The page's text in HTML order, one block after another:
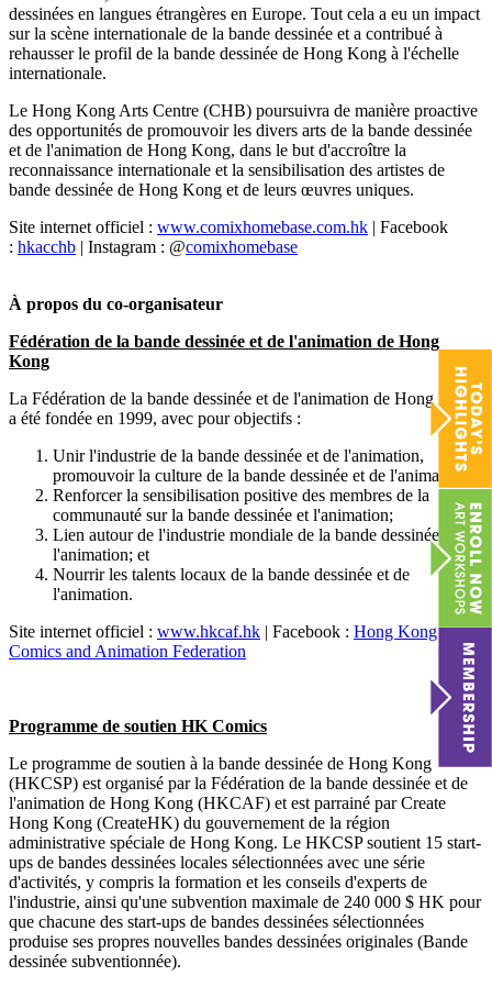
dessinées en langues étrangères en Europe. Tout cela a eu un impact
sur la scène internationale de la bande dessinée et a contribué à
rehausser le profil de la bande dessinée de Hong Kong à l'échelle
internationale.
Le Hong Kong Arts Centre (CHB) poursuivra de manière proactive
des opportunités de promouvoir les divers arts de la bande dessinée
et de l'animation de Hong Kong, dans le but d'accroître la
reconnaissance internationale et la sensibilisation des artistes de
bande dessinée de Hong Kong et de leurs œuvres uniques.
Site internet officiel : www.comixhomebase.com.hk | Facebook
: hkacchb | Instagram : @comixhomebase
À propos du co-organisateur
Fédération de la bande dessinée et de l'animation de Hong
Kong
La Fédération de la bande dessinée et de l'animation de Hong Kong
a été fondée en 1999, avec pour objectifs :
Unir l'industrie de la bande dessinée et de l'animation,
promouvoir la culture de la bande dessinée et de l'animation;
Renforcer la sensibilisation positive des membres de la
communauté sur la bande dessinée et l'animation;
Lien autour de l'industrie mondiale de la bande dessinée et de
l'animation; et
Nourrir les talents locaux de la bande dessinée et de
l'animation.
Site internet officiel : www.hkcaf.hk | Facebook : Hong Kong
Comics and Animation Federation
Programme de soutien HK Comics
Le programme de soutien à la bande dessinée de Hong Kong
(HKCSP) est organisé par la Fédération de la bande dessinée et de
l'animation de Hong Kong (HKCAF) et est parrainé par Create
Hong Kong (CreateHK) du gouvernement de la région
administrative spéciale de Hong Kong. Le HKCSP soutient 15 start-
ups de bandes dessinées locales sélectionnées avec une série
d'activités, y compris la formation et les conseils d'experts de
l'industrie, ainsi qu'une subvention maximale de 240 000 $ HK pour
que chacune des start-ups de bandes dessinées sélectionnées
produise ses propres nouvelles bandes dessinées originales (Bande
dessinée subventionnée).